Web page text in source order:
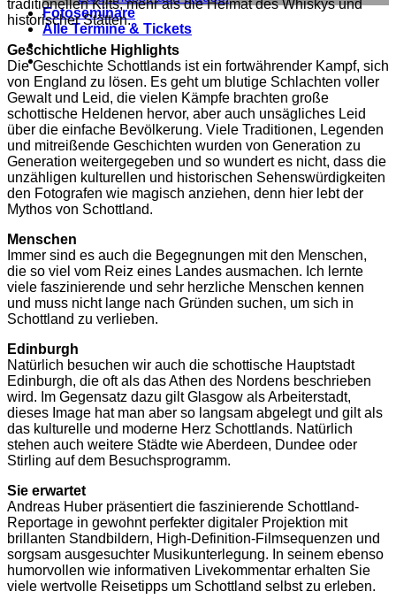
Fotoseminare
Alle Termine & Tickets
traditionellen Kilts, mehr als die Heimat des Whiskys und
historischer Stätten.
Geschichtliche Highlights
Die Geschichte Schottlands ist ein fortwährender Kampf, sich
von England zu lösen. Es geht um blutige Schlachten voller
Gewalt und Leid, die vielen Kämpfe brachten große
schottische Heldenen hervor, aber auch unsägliches Leid
über die einfache Bevölkerung. Viele Traditionen, Legenden
und mitreißende Geschichten wurden von Generation zu
Generation weitergegeben und so wundert es nicht, dass die
unzähligen kulturellen und historischen Sehenswürdigkeiten
den Fotografen wie magisch anziehen, denn hier lebt der
Mythos von Schottland.
Menschen
Immer sind es auch die Begegnungen mit den Menschen,
die so viel vom Reiz eines Landes ausmachen. Ich lernte
viele faszinierende und sehr herzliche Menschen kennen
und muss nicht lange nach Gründen suchen, um sich in
Schottland zu verlieben.
Edinburgh
Natürlich besuchen wir auch die schottische Hauptstadt
Edinburgh, die oft als das Athen des Nordens beschrieben
wird. Im Gegensatz dazu gilt Glasgow als Arbeiterstadt,
dieses Image hat man aber so langsam abgelegt und gilt als
das kulturelle und moderne Herz Schottlands. Natürlich
stehen auch weitere Städte wie Aberdeen, Dundee oder
Stirling auf dem Besuchsprogramm.
Sie erwartet
Andreas Huber präsentiert die faszinierende Schottland-
Reportage in gewohnt perfekter digitaler Projektion mit
brillanten Standbildern, High-Definition-Filmsequenzen und
sorgsam ausgesuchter Musikunterlegung. In seinem ebenso
humorvollen wie informativen Livekommentar erhalten Sie
viele wertvolle Reisetipps um Schottland selbst zu erleben.